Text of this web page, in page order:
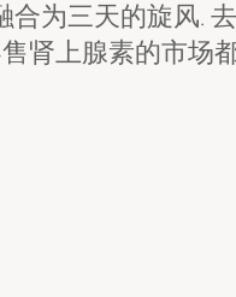
合为三天的旋风.
肾上腺素的市场